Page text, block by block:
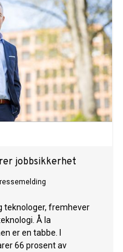
jobbsikkerhet
teknologer, fremhever
Å la
er en tabbe. I
66 prosent av